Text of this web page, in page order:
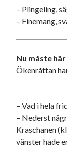
Pejpalla!
– Plingeling,
– Finemang,
Nu måste
Ökenråttan
– Vad i hela
– Nederst
Kraschanen
vänster hade